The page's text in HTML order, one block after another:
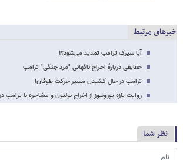
خبرهای مرتبط
آیا سیرک ترامپ تمدید می‌شود؟!
حقایقی دربارۀ اخراج ناگهانی "مرد جنگی" ترامپ
ترامپ در حال کشیدن مسیر حرکت طوفان!
روایت تازه یورونیوز از اخراج بولتون و مشاجره با ترامپ
نظر شما